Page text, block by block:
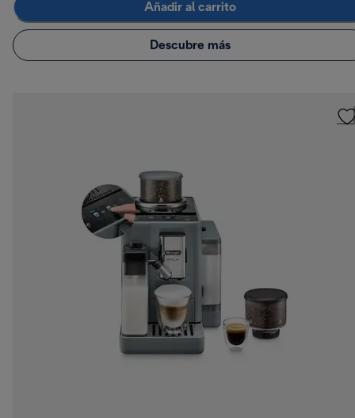
Añadir al carrito
Descubre más